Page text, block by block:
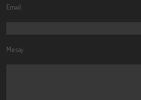
Email:
Mesaj: